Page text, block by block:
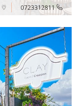
0723312811